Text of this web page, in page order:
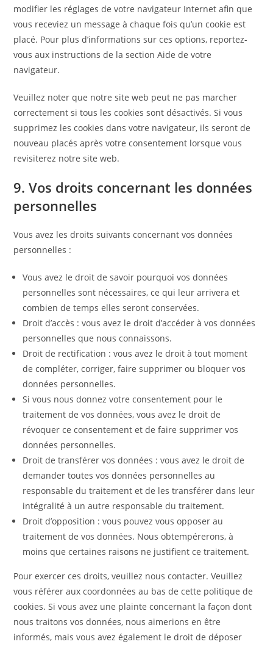
modifier les réglages de votre navigateur Internet afin que
vous receviez un message à chaque fois qu’un cookie est
placé. Pour plus d’informations sur ces options, reportez-
vous aux instructions de la section Aide de votre
navigateur.
Veuillez noter que notre site web peut ne pas marcher
correctement si tous les cookies sont désactivés. Si vous
supprimez les cookies dans votre navigateur, ils seront de
nouveau placés après votre consentement lorsque vous
revisiterez notre site web.
9. Vos droits concernant les données
personnelles
Vous avez les droits suivants concernant vos données
personnelles :
Vous avez le droit de savoir pourquoi vos données
personnelles sont nécessaires, ce qui leur arrivera et
combien de temps elles seront conservées.
Droit d’accès : vous avez le droit d’accéder à vos données
personnelles que nous connaissons.
Droit de rectification : vous avez le droit à tout moment
de compléter, corriger, faire supprimer ou bloquer vos
données personnelles.
Si vous nous donnez votre consentement pour le
traitement de vos données, vous avez le droit de
révoquer ce consentement et de faire supprimer vos
données personnelles.
Droit de transférer vos données : vous avez le droit de
demander toutes vos données personnelles au
responsable du traitement et de les transférer dans leur
intégralité à un autre responsable du traitement.
Droit d’opposition : vous pouvez vous opposer au
traitement de vos données. Nous obtempérerons, à
moins que certaines raisons ne justifient ce traitement.
Pour exercer ces droits, veuillez nous contacter. Veuillez
vous référer aux coordonnées au bas de cette politique de
cookies. Si vous avez une plainte concernant la façon dont
nous traitons vos données, nous aimerions en être
informés, mais vous avez également le droit de déposer